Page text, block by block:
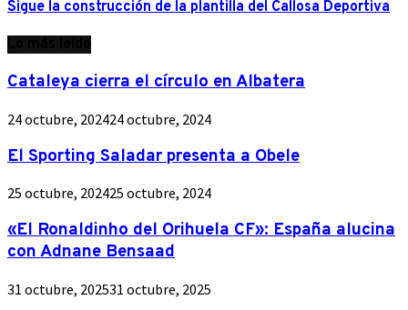
Sigue la construcción de la plantilla del Callosa Deportiva
Cataleya cierra el círculo en Albatera
24 octubre, 202424 octubre, 2024
El Sporting Saladar presenta a Obele
25 octubre, 202425 octubre, 2024
«El Ronaldinho del Orihuela CF»: España alucina
con Adnane Bensaad
31 octubre, 202531 octubre, 2025